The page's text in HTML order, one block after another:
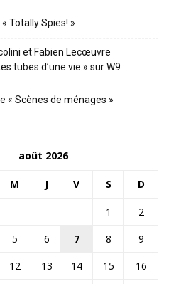
Totally Spies! »
et Fabien Lecœuvre
tubes d’une vie » sur W9
« Scènes de ménages »
août 2026
M J V S D
1
2
5 6 7 8
9
12 13 14 15 16